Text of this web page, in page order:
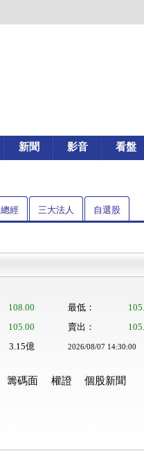
新聞 影音 看盤
總經 三大法人 自選股
108.00 最低：
105.00 賣出：
3.15億 2026/08/07 14:30:00
籌碼面 權證 個股新聞